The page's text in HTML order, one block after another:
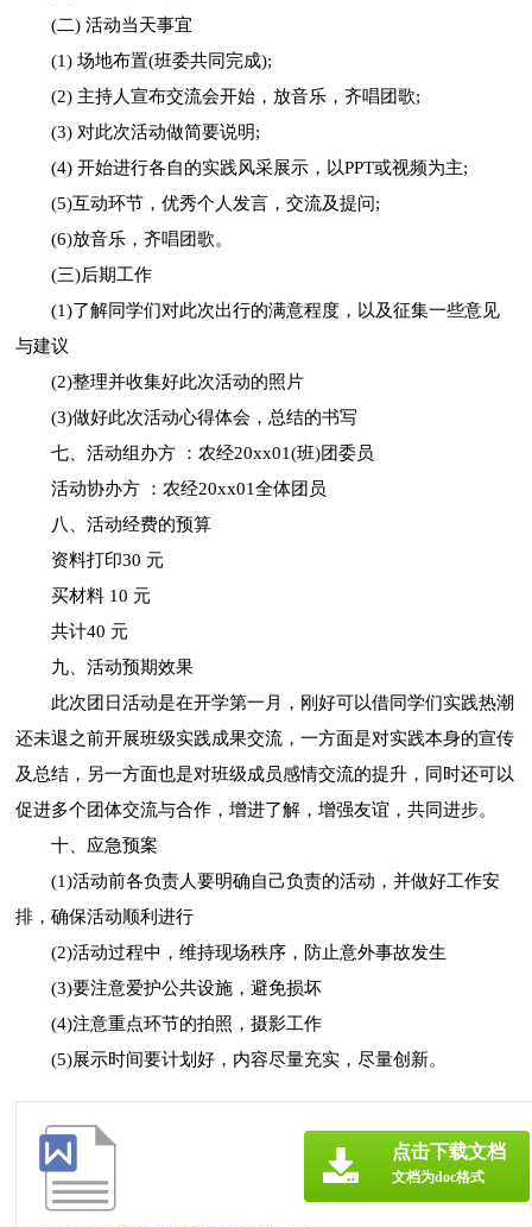
(二) 活动当天事宜
(1) 场地布置(班委共同完成);
(2) 主持人宣布交流会开始，放音乐，齐唱团歌;
(3) 对此次活动做简要说明;
(4) 开始进行各自的实践风采展示，以PPT或视频为主;
(5)互动环节，优秀个人发言，交流及提问;
(6)放音乐，齐唱团歌。
(三)后期工作
(1)了解同学们对此次出行的满意程度，以及征集一些意见
与建议
(2)整理并收集好此次活动的照片
(3)做好此次活动心得体会，总结的书写
七、活动组办方 ：农经20xx01(班)团委员
活动协办方 ：农经20xx01全体团员
八、活动经费的预算
资料打印30 元
买材料 10 元
共计40 元
九、活动预期效果
此次团日活动是在开学第一月，刚好可以借同学们实践热潮
还未退之前开展班级实践成果交流，一方面是对实践本身的宣传
及总结，另一方面也是对班级成员感情交流的提升，同时还可以
促进多个团体交流与合作，增进了解，增强友谊，共同进步。
十、应急预案
(1)活动前各负责人要明确自己负责的活动，并做好工作安
排，确保活动顺利进行
(2)活动过程中，维持现场秩序，防止意外事故发生
(3)要注意爱护公共设施，避免损坏
(4)注意重点环节的拍照，摄影工作
(5)展示时间要计划好，内容尽量充实，尽量创新。
点击下载文档
文档为doc格式